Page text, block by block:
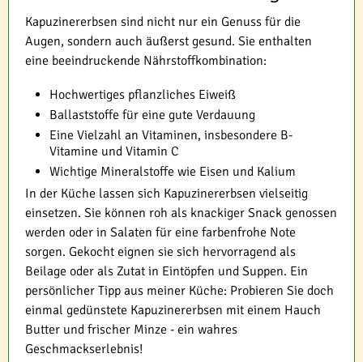
Kapuzinererbsen sind nicht nur ein Genuss für die
Augen, sondern auch äußerst gesund. Sie enthalten
eine beeindruckende Nährstoffkombination:
Hochwertiges pflanzliches Eiweiß
Ballaststoffe für eine gute Verdauung
Eine Vielzahl an Vitaminen, insbesondere B-
Vitamine und Vitamin C
Wichtige Mineralstoffe wie Eisen und Kalium
In der Küche lassen sich Kapuzinererbsen vielseitig
einsetzen. Sie können roh als knackiger Snack genossen
werden oder in Salaten für eine farbenfrohe Note
sorgen. Gekocht eignen sie sich hervorragend als
Beilage oder als Zutat in Eintöpfen und Suppen. Ein
persönlicher Tipp aus meiner Küche: Probieren Sie doch
einmal gedünstete Kapuzinererbsen mit einem Hauch
Butter und frischer Minze - ein wahres
Geschmackserlebnis!